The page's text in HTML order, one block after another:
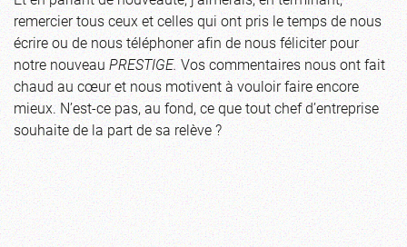
remercier tous ceux et celles qui ont pris le temps de nous
écrire ou de nous téléphoner afin de nous féliciter pour
notre nouveauPRESTIGE.Vos commentaires nous ont fait
chaud au cœur et nous motivent à vouloir faire encore
mieux. N’est-ce pas, au fond, ce que tout chef d’entreprise
souhaite de la part de sa relève ?